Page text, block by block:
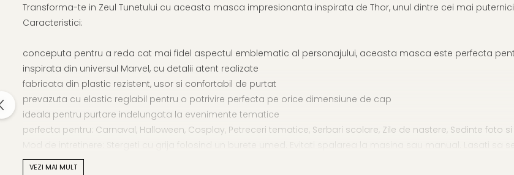
Transforma-te in Zeul Tunetului cu aceasta masca impresionanta inspirata de Thor, unul dintre cei mai
Caracteristici:
conceputa pentru a reda cat mai fidel aspectul emblematic al personajului, aceasta masca este perfecta
inspirata din universul Marvel, cu detalii atent realizate
fabricata din plastic rezistent, usor si confortabil de purtat
prevazuta cu elastic reglabil pentru o potrivire perfecta pe orice dimensiune de cap
ideala pentru purtare indelungata la evenimente tematice
perfecta pentru: Carnaval, Halloween, Cosplay, Petreceri tematice, Serbari scolare, Zile de nastere, Sedinte foto
Mod de intretinere: Stergeti cu grija folosind un burete umed. Evitati spalarea la masina sau manual. Lasati sa
celelalte accesorii prezentate in imagine nu sunt incluse
VEZI MAI MULT